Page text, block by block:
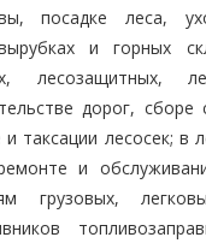
посадке леса,
и горных
лесозащитных,
дорог, сборе
таксации лесосек; в
и
грузовых,